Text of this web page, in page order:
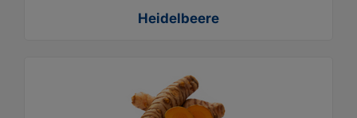
Heidelbeere